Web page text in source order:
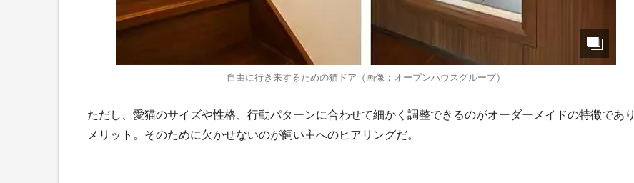
自由に行き来するための猫ドア（画像：オープンハウスグループ）
ただし、愛猫のサイズや性格、行動パターンに合わせて細かく調整できるのがオーダーメイドの特徴であり
メリット。そのために欠かせないのが飼い主へのヒアリングだ。